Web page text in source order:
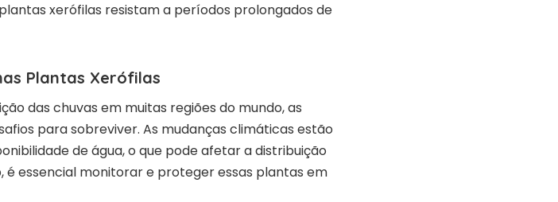
xerófilas resistam a períodos prolongados de
Plantas Xerófilas
das chuvas em muitas regiões do mundo, as
para sobreviver. As mudanças climáticas estão
de água, o que pode afetar a distribuição
é essencial monitorar e proteger essas plantas em